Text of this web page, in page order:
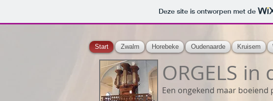
Deze site is ontworpen met de
Start Zwalm Horebeke Oudenaarde Kruisem
ORGELS
Een ongekend maar